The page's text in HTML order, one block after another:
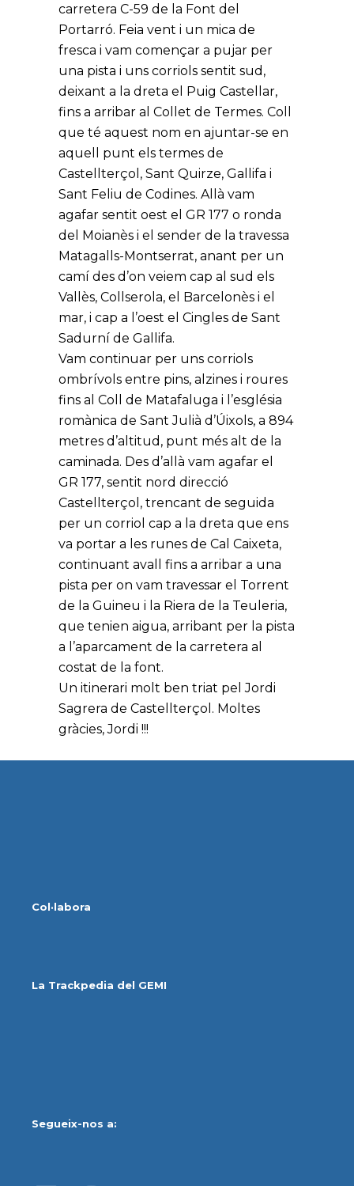
carretera C-59 de la Font del
Portarró. Feia vent i un mica de
fresca i vam començar a pujar per
una pista i uns corriols sentit sud,
deixant a la dreta el Puig Castellar,
fins a arribar al Collet de Termes. Coll
que té aquest nom en ajuntar-se en
aquell punt els termes de
Castellterçol, Sant Quirze, Gallifa i
Sant Feliu de Codines. Allà vam
agafar sentit oest el GR 177 o ronda
del Moianès i el sender de la travessa
Matagalls-Montserrat, anant per un
camí des d’on veiem cap al sud els
Vallès, Collserola, el Barcelonès i el
mar, i cap a l’oest el Cingles de Sant
Sadurní de Gallifa.
Vam continuar per uns corriols
ombrívols entre pins, alzines i roures
fins al Coll de Matafaluga i l’església
romànica de Sant Julià d’Úixols, a 894
metres d’altitud, punt més alt de la
caminada. Des d’allà vam agafar el
GR 177, sentit nord direcció
Castellterçol, trencant de seguida
per un corriol cap a la dreta que ens
va portar a les runes de Cal Caixeta,
continuant avall fins a arribar a una
pista per on vam travessar el Torrent
de la Guineu i la Riera de la Teuleria,
que tenien aigua, arribant per la pista
a l’aparcament de la carretera al
costat de la font.
Un itinerari molt ben triat pel Jordi
Sagrera de Castellterçol. Moltes
gràcies, Jordi !!!
Col·labora
La Trackpedia del GEMI
Segueix-nos a: